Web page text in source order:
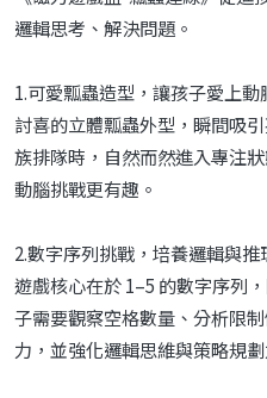
邏輯思考、解決問題。
1.可愛瓢蟲造型，讓孩子愛上動
討喜的立體瓢蟲外型，瞬間吸
族排隊時，自然而然進入專注
動腦挑戰更有趣。
2.數字序列挑戰，培養邏輯與推
遊戲核心在於 1–5 的數字序列
子需要觀察空格數量、分析限
力，並強化邏輯思維與策略規劃